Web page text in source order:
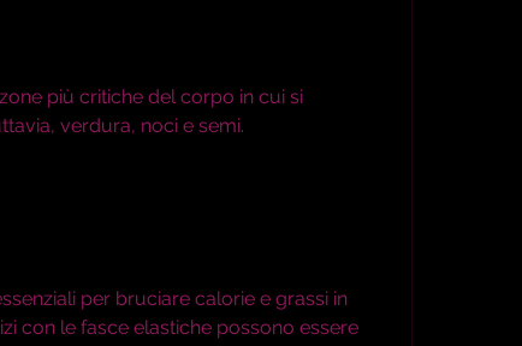
più critiche del corpo in cui si
verdura, noci e semi.
per bruciare calorie e grassi in
con le fasce elastiche possono essere